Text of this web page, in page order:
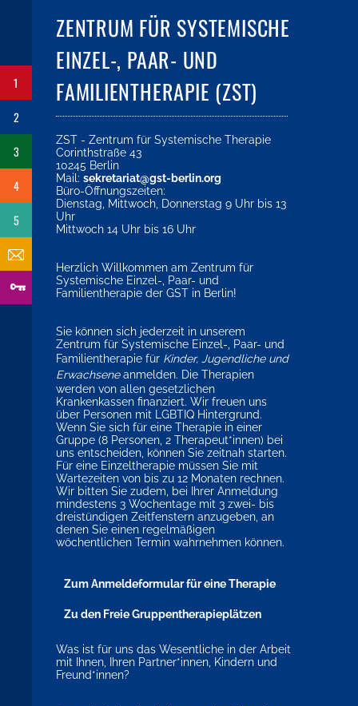
1
2
3
4
5
ZENTRUM FÜR SYSTEMISCHE
EINZEL-, PAAR- UND
FAMILIENTHERAPIE (ZST)
ZST - Zentrum für Systemische Therapie
Corinthstraße 43
10245 Berlin
Mail: sekretariat@gst-berlin.org
Büro-Öffnungszeiten:
Dienstag, Mittwoch, Donnerstag 9 Uhr bis 13
Uhr
Mittwoch 14 Uhr bis 16 Uhr
Herzlich Willkommen am Zentrum für
Systemische Einzel-, Paar- und
Familientherapie der GST in Berlin!
Sie können sich jederzeit in unserem
Zentrum für Systemische Einzel-, Paar- und
Familientherapie für Kinder, Jugendliche und
Erwachseneanmelden. Die Therapien
werden von allen gesetzlichen
Krankenkassen finanziert. Wir freuen uns
über Personen mit LGBTIQ Hintergrund.
Wenn Sie sich für eine Therapie in einer
Gruppe (8 Personen, 2 Therapeut*innen) bei
uns entscheiden, können Sie zeitnah starten.
Für eine Einzeltherapie müssen Sie mit
Wartezeiten von bis zu 12 Monaten rechnen.
Wir bitten Sie zudem, bei Ihrer Anmeldung
mindestens 3 Wochentage mit 3 zwei- bis
dreistündigen Zeitfenstern anzugeben, an
denen Sie einen regelmäßigen
wöchentlichen Termin wahrnehmen können.
Zum Anmeldeformular für eine Therapie
Zu den Freie Gruppentherapieplätzen
Was ist für uns das Wesentliche in der Arbeit
mit Ihnen, Ihren Partner*innen, Kindern und
Freund*innen?